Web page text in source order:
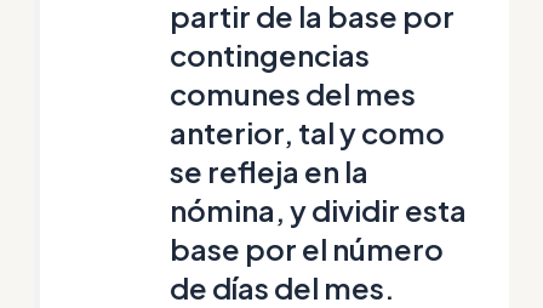
partir de la base por
contingencias
comunes del mes
anterior, tal y como
se refleja en la
nómina, y dividir esta
base por el número
de días del mes.